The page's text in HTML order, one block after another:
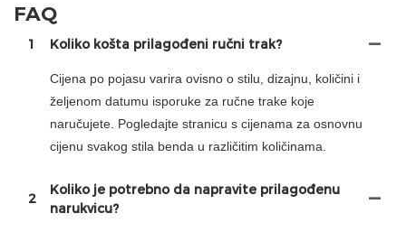
FAQ
1 Koliko košta prilagođeni ručni trak?
Cijena po pojasu varira ovisno o stilu, dizajnu, količini i
željenom datumu isporuke za ručne trake koje
naručujete. Pogledajte stranicu s cijenama za osnovnu
cijenu svakog stila benda u različitim količinama.
2
Koliko je potrebno da napravite prilagođenu
narukvicu?